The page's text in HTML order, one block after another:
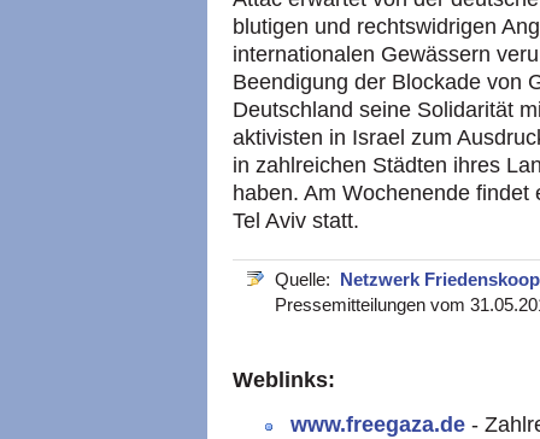
blutigen und rechtswidrigen
internationalen Gewässern
Beendigung der Blockade von
Deutschland seine Solidarität
aktivisten in Israel zum
in zahlreichen Städten ihres
haben. Am Wochenende
Tel Aviv statt.
Quelle: Netzwerk
Pressemitteilungen vom
Weblinks:
www.freegaza.de -